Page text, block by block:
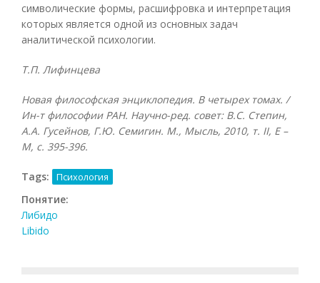
символические формы, расшифровка и интерпретация
которых является одной из основных задач
аналитической психологии.
Т.П. Лифинцева
Новая философская энциклопедия. В четырех томах. /
Ин-т философии РАН. Научно-ред. совет: В.С. Степин,
А.А. Гусейнов, Г.Ю. Семигин. М., Мысль, 2010, т. II, Е –
М, с. 395-396.
Tags: Психология
Понятие:
Либидо
Libido